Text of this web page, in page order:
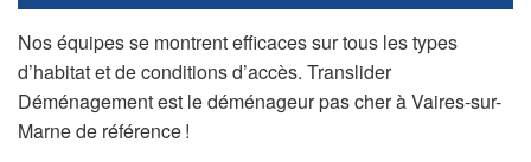
Nos équipes se montrent efficaces sur tous les types
d’habitat et de conditions d’accès. Translider
Déménagement est le déménageur pas cher à Vaires-sur-
Marne de référence !